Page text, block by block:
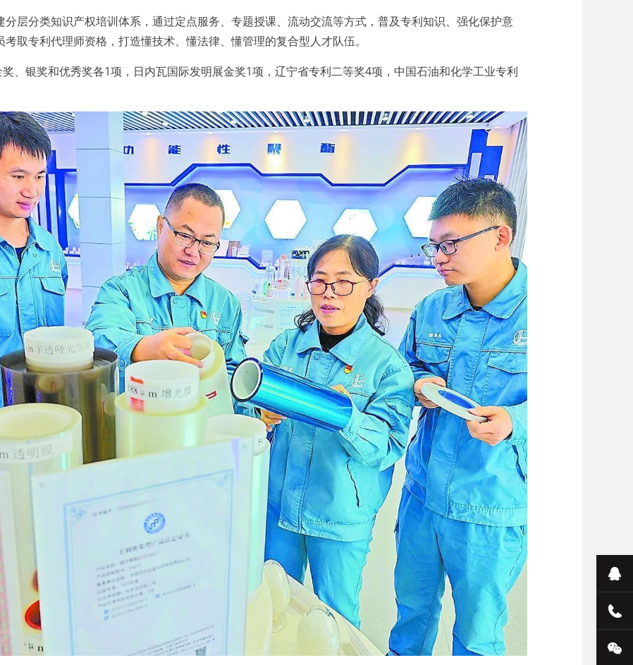
分类知识产权培训体系，通过定点服务、专题授课、流动交流等方式，普及专利知识、强化保护意
取专利代理师资格，打造懂技术、懂法律、懂管理的复合型人才队伍。
银奖和优秀奖各1项，日内瓦国际发明展金奖1项，辽宁省专利二等奖4项，中国石油和化学工业专利